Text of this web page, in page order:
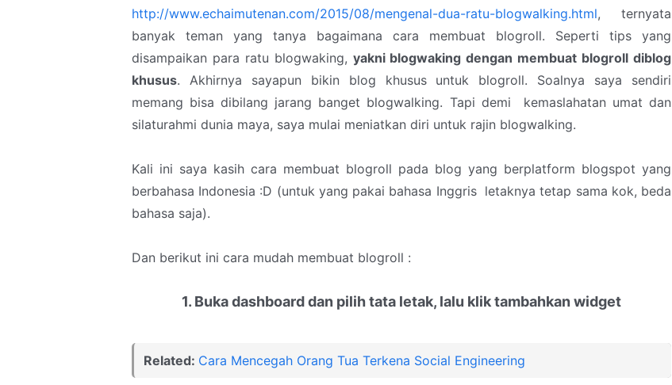
http://www.echaimutenan.com/2015/08/mengenal-dua-ratu-blogwalking.html, ternyata
banyak teman yang tanya bagaimana cara membuat blogroll. Seperti tips yang
disampaikan para ratu blogwaking, yakni blogwaking dengan membuat blogroll diblog
khusus. Akhirnya sayapun bikin blog khusus untuk blogroll. Soalnya saya sendiri
memang bisa dibilang jarang banget blogwalking. Tapi demi kemaslahatan umat dan
silaturahmi dunia maya, saya mulai meniatkan diri untuk rajin blogwalking.
Kali ini saya kasih cara membuat blogroll pada blog yang berplatform blogspot yang
berbahasa Indonesia :D (untuk yang pakai bahasa Inggris letaknya tetap sama kok, beda
bahasa saja).
Dan berikut ini cara mudah membuat blogroll :
1. Buka dashboard dan pilih tata letak, lalu klik tambahkan widget
Related: Cara Mencegah Orang Tua Terkena Social Engineering